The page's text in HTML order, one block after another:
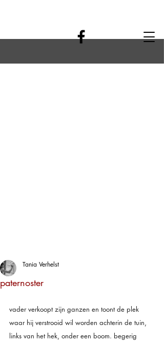
paternoster
Tania Verhelst
vader verkoopt zijn ganzen en toont de plek
waar hij verstrooid wil worden achterin de tuin,
links van het hek, onder een boom. begerig